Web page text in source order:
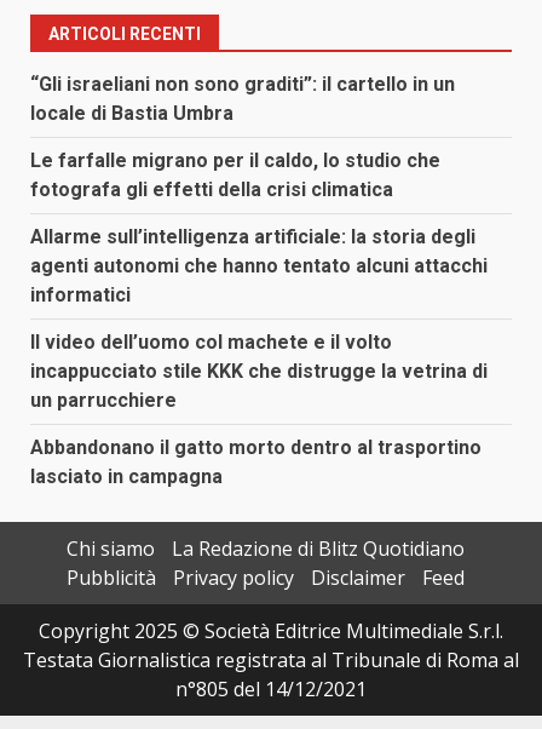
ARTICOLI RECENTI
“Gli israeliani non sono graditi”: il cartello in un
locale di Bastia Umbra
Le farfalle migrano per il caldo, lo studio che
fotografa gli effetti della crisi climatica
Allarme sull’intelligenza artificiale: la storia degli
agenti autonomi che hanno tentato alcuni attacchi
informatici
Il video dell’uomo col machete e il volto
incappucciato stile KKK che distrugge la vetrina di
un parrucchiere
Abbandonano il gatto morto dentro al trasportino
lasciato in campagna
Chi siamo
La Redazione di Blitz Quotidiano
Pubblicità
Privacy policy Disclaimer
Feed
Copyright 2025 © Società Editrice Multimediale S.r.l.
Testata Giornalistica registrata al Tribunale di Roma al
n°805 del 14/12/2021